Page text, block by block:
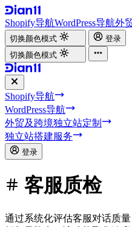
Shopify导航WordPress导航外
切换颜色模式
登录
切换颜色模式
Shopify导航
WordPress导航
外贸及跨境独立站定制
独立站搭建服务
登录
客服质检
通过系统化评估客服对话质